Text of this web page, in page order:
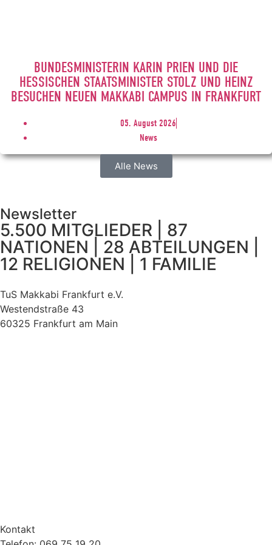
BUNDESMINISTERIN KARIN PRIEN UND DIE
HESSISCHEN STAATSMINISTER STOLZ UND HEINZ
BESUCHEN NEUEN MAKKABI CAMPUS IN FRANKFURT
05. August 2026
News
Alle News
Newsletter
5.500 MITGLIEDER | 87
NATIONEN | 28 ABTEILUNGEN |
12 RELIGIONEN | 1 FAMILIE
TuS Makkabi Frankfurt e.V.
Westendstraße 43
60325 Frankfurt am Main
Kontakt